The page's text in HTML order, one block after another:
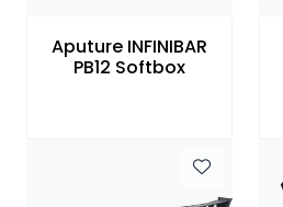
Aputure INFINIBAR
PB12 Softbox